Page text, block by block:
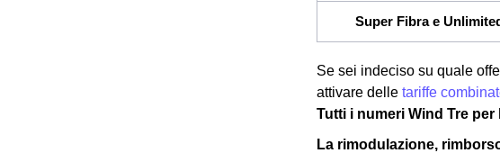
Super Fibra e
Se sei indeciso su quale
attivare delle tariffe
Tutti i numeri Wind Tre
La rimodulazione,